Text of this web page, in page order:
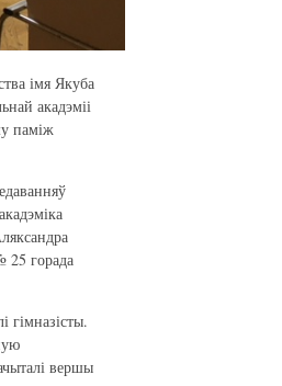
імя Якуба
акадэміі
паміж
25 горада
гімназісты.
вершы